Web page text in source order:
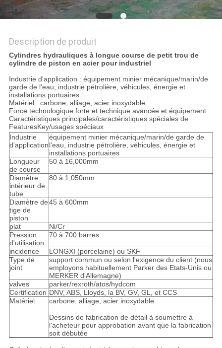
DU
SITE
POLITIQUE
DE
CONFIDENTIALITÉ
Description de produit
Cylindres hydrauliques à longue course de petit trou de
cylindre de piston en acier pour industriel
Industrie d'application : équipement minier mécanique/marin/de
garde de l'eau, industrie pétrolière, véhicules, énergie et
installations portuaires
Matériel : carbone, alliage, acier inoxydable
Force technologique forte et technique avancée et équipement
Caractéristiques principales/caractéristiques spéciales de
FeaturesKey/usages spéciaux
Industrie
d'application
équipement minier mécanique/marin/de garde de
l'eau, industrie pétrolière, véhicules, énergie et
installations portuaires
Longueur
de course
50 à 16,000mm
Diamètre
intérieur de
tube
80 à 1,050mm
Diamètre de
tige de
piston
45 à 600mm
plat
Ni/Cr
Pression
d'utilisation
70 à 700 barres
incidence
LONGXI (porcelaine) ou SKF
Type de
joint
support commun ou selon l'exigence du client (nous
employons habituellement Parker des Etats-Unis ou
MERKER d'Allemagne)
valves
parker/rexroth/atos/hydcom
Certification DNV, ABS, Lloyds, la BV, GV, GL, et CCS
Matériel
carbone, alliage, acier inoxydable
Dessins de fabrication de détail à soumettre à
l'acheteur pour approbation avant que la fabrication
soit débutée